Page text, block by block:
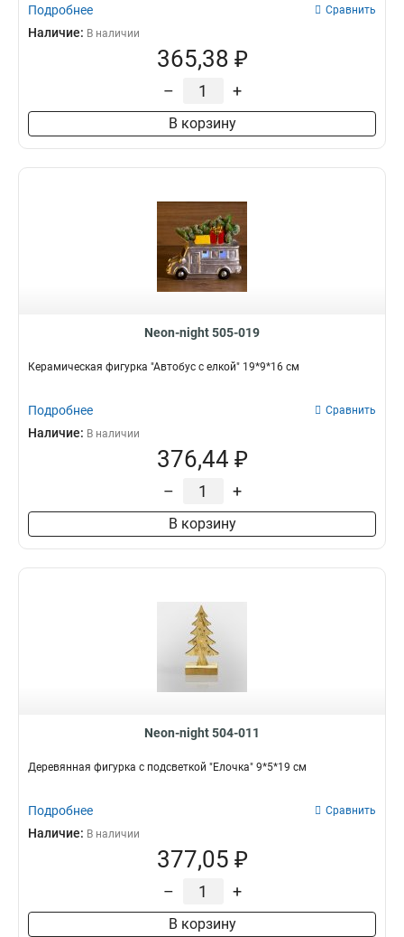
Подробнее Сравнить
Наличие: В наличии
365,38 ₽
– +
В корзину
Neon-night 505-019
Керамическая фигурка "Автобус с елкой" 19*9*16 см
Подробнее Сравнить
Наличие: В наличии
376,44 ₽
– +
В корзину
Neon-night 504-011
Деревянная фигурка с подсветкой "Елочка" 9*5*19 см
Подробнее Сравнить
Наличие: В наличии
377,05 ₽
– +
В корзину